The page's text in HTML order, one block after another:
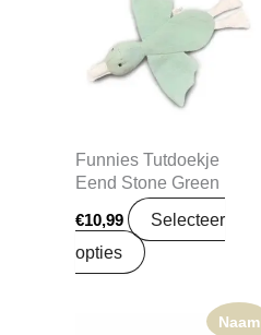
Funnies Tutdoekje
Eend Stone Green
€10,99
Selecteer
opties
Naam